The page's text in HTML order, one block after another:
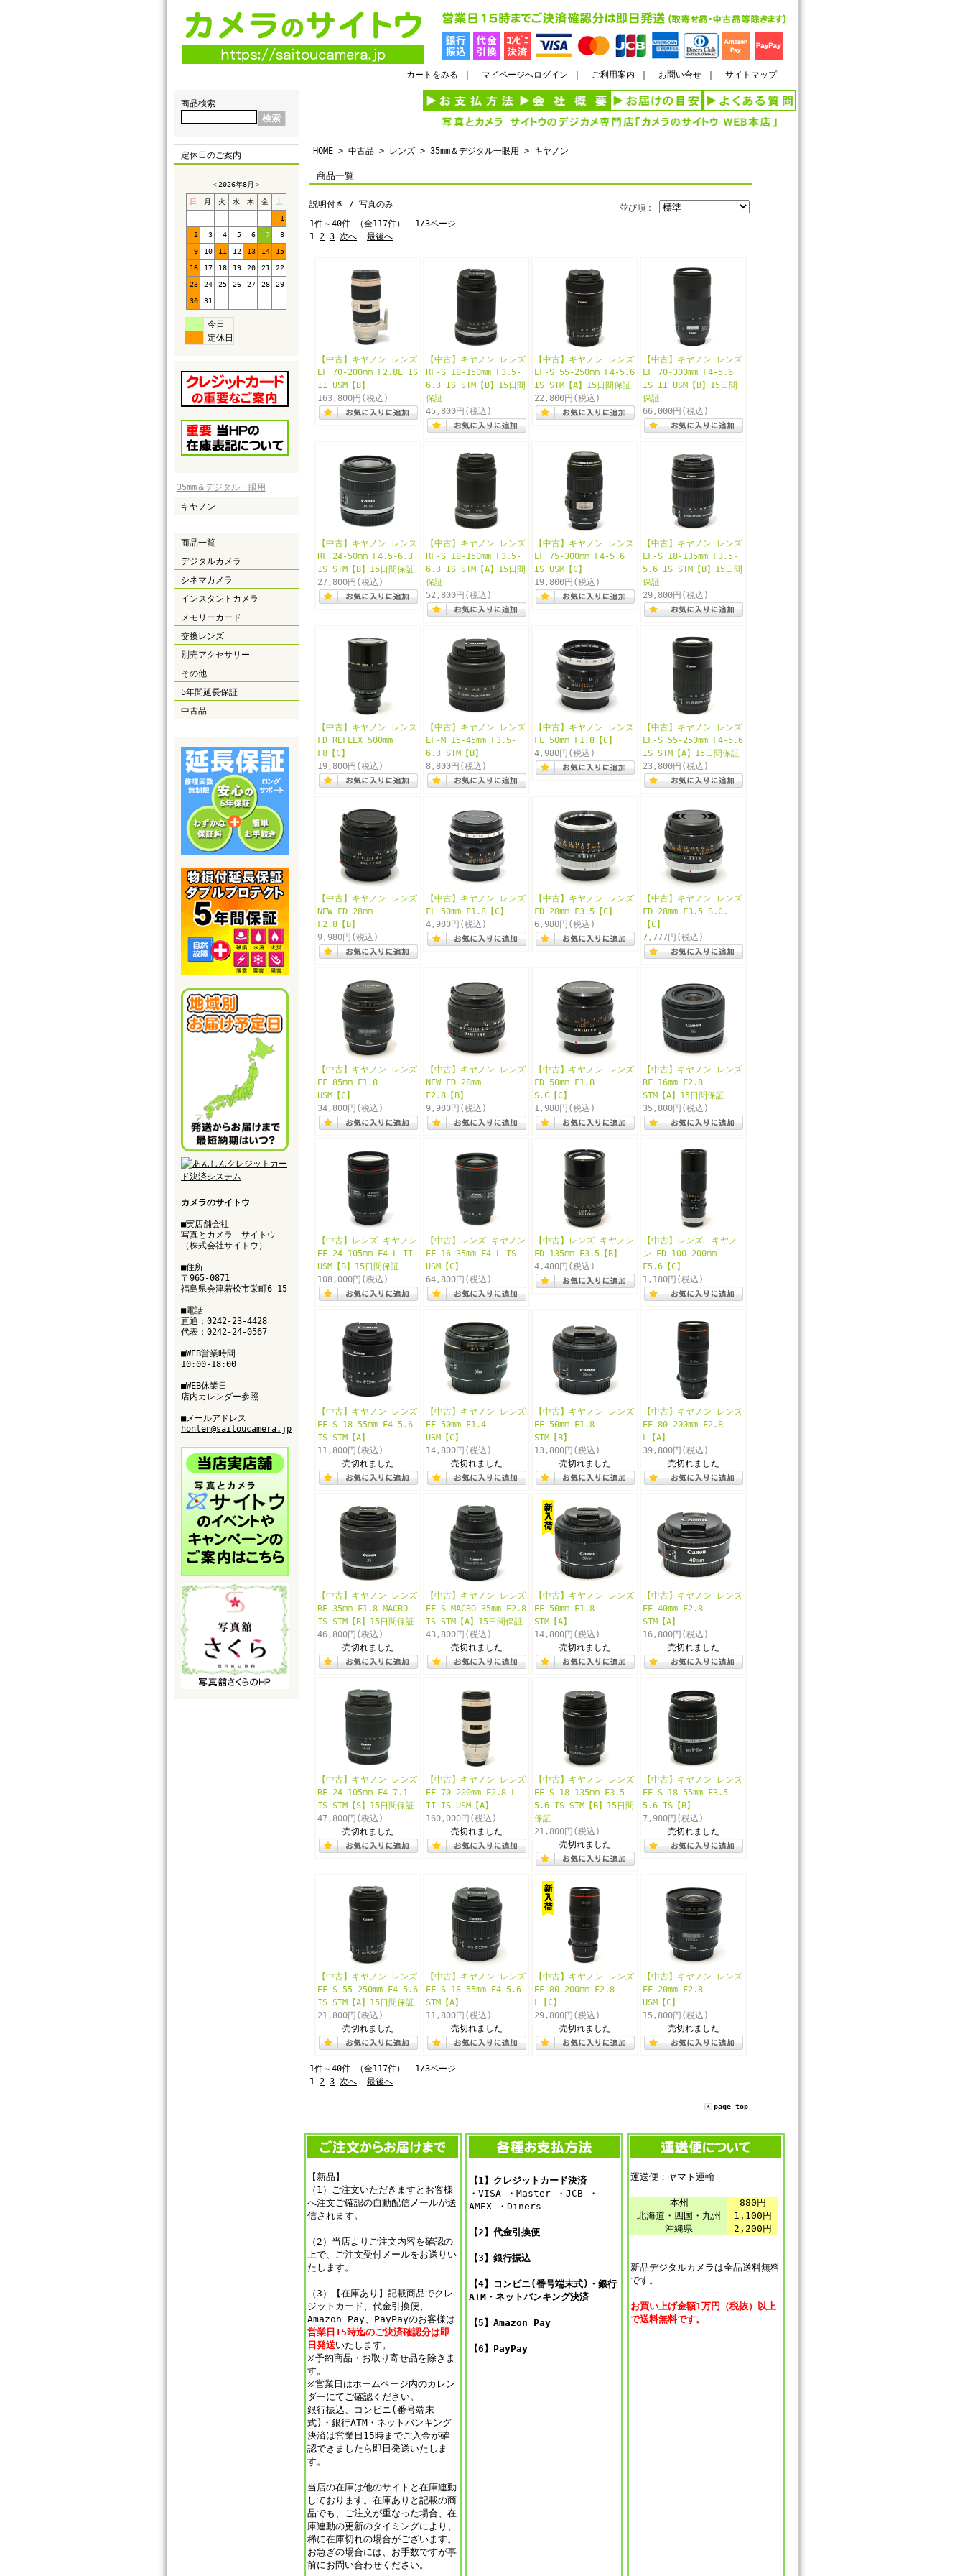
カートをみる マイページへログイン ご利用案内 お問い合せ サイトマップ
商品検索
定休日のご案内
＜2026年8月 ＞
日 月 火 水 木 金 土
1
2 3 4 5 6 7 8
9 10 11 12 13 14 15
16 17 18 19 20 21 22
23 24 25 26 27 28 29
30 31
今日
定休日
35mm＆デジタル一眼用
キヤノン
商品一覧
デジタルカメラ
シネマカメラ
インスタントカメラ
メモリーカード
交換レンズ
別売アクセサリー
その他
5年間延長保証
中古品
カメラのサイトウ
■実店舗会社
写真とカメラ サイトウ
（株式会社サイトウ）
■住所
〒965-0871
福島県会津若松市栄町6-15
■電話
直通：0242-23-4428
代表：0242-24-0567
■WEB営業時間
10:00-18:00
■WEB休業日
店内カレンダー参照
■メールアドレス
honten@saitoucamera.jp
HOME > 中古品 > レンズ > 35mm＆デジタル一眼用 > キヤノン
商品一覧
並び順：
説明付き
/ 写真のみ
1件～40件 （全117件） 1/3ページ
1 2 3 次へ 最後へ
【中古】キヤノン レンズ
EF 70-200mm F2.8L IS
II USM【B】
163,800円 (税込)
【中古】キヤノン レンズ
RF-S 18-150mm F3.5-
6.3 IS STM【B】15日間
保証
45,800円 (税込)
【中古】キヤノン レンズ
EF-S 55-250mm F4-5.6
IS STM【A】15日間保証
22,800円 (税込)
【中古】キヤノン レンズ
EF 70-300mm F4-5.6
IS II USM【B】15日間
保証
66,000円 (税込)
【中古】キヤノン レンズ
RF 24-50mm F4.5-6.3
IS STM【B】15日間保証
27,800円 (税込)
【中古】キヤノン レンズ
RF-S 18-150mm F3.5-
6.3 IS STM【A】15日間
保証
52,800円 (税込)
【中古】キヤノン レンズ
EF 75-300mm F4-5.6
IS USM【C】
19,800円 (税込)
【中古】キヤノン レンズ
EF-S 18-135mm F3.5-
5.6 IS STM【B】15日間
保証
29,800円 (税込)
【中古】キヤノン レンズ
FD REFLEX 500mm
F8【C】
19,800円 (税込)
【中古】キヤノン レンズ
EF-M 15-45mm F3.5-
6.3 STM【B】
8,800円 (税込)
【中古】キヤノン レンズ
FL 50mm F1.8【C】
4,980円 (税込)
【中古】キヤノン レンズ
EF-S 55-250mm F4-5.6
IS STM【A】15日間保証
23,800円 (税込)
【中古】キヤノン レンズ
NEW FD 28mm
F2.8【B】
9,980円 (税込)
【中古】キヤノン レンズ
FL 50mm F1.8【C】
4,980円 (税込)
【中古】キヤノン レンズ
FD 28mm F3.5【C】
6,980円 (税込)
【中古】キヤノン レンズ
FD 28mm F3.5 S.C.
【C】
7,777円 (税込)
【中古】キヤノン レンズ
EF 85mm F1.8
USM【C】
34,800円 (税込)
【中古】キヤノン レンズ
NEW FD 28mm
F2.8【B】
9,980円 (税込)
【中古】キヤノン レンズ
FD 50mm F1.8
S.C【C】
1,980円 (税込)
【中古】キヤノン レンズ
RF 16mm F2.8
STM【A】15日間保証
35,800円 (税込)
【中古】レンズ キヤノン
EF 24-105mm F4 L II
USM【B】15日間保証
108,000円 (税込)
【中古】レンズ キヤノン
EF 16-35mm F4 L IS
USM【C】
64,800円 (税込)
【中古】レンズ キヤノン
FD 135mm F3.5【B】
4,480円 (税込)
【中古】レンズ キヤノ
ン FD 100-200mm
F5.6【C】
1,180円 (税込)
【中古】キヤノン レンズ
EF-S 18-55mm F4-5.6
IS STM【A】
11,800円 (税込)
売切れました
【中古】キヤノン レンズ
EF 50mm F1.4
USM【C】
14,800円 (税込)
売切れました
【中古】キヤノン レンズ
EF 50mm F1.8
STM【B】
13,800円 (税込)
売切れました
【中古】キヤノン レンズ
EF 80-200mm F2.8
L【A】
39,800円 (税込)
売切れました
【中古】キヤノン レンズ
RF 35mm F1.8 MACRO
IS STM【B】15日間保証
46,800円 (税込)
売切れました
【中古】キヤノン レンズ
EF-S MACRO 35mm F2.8
IS STM【A】15日間保証
43,800円 (税込)
売切れました
【中古】キヤノン レンズ
EF 50mm F1.8
STM【A】
14,800円 (税込)
売切れました
【中古】キヤノン レンズ
EF 40mm F2.8
STM【A】
16,800円 (税込)
売切れました
【中古】キヤノン レンズ
RF 24-105mm F4-7.1
IS STM【S】15日間保証
47,800円 (税込)
売切れました
【中古】キヤノン レンズ
EF 70-200mm F2.8 L
II IS USM【A】
160,000円 (税込)
売切れました
【中古】キヤノン レンズ
EF-S 18-135mm F3.5-
5.6 IS STM【B】15日間
保証
21,800円 (税込)
売切れました
【中古】キヤノン レンズ
EF-S 18-55mm F3.5-
5.6 IS【B】
7,980円 (税込)
売切れました
【中古】キヤノン レンズ
EF-S 55-250mm F4-5.6
IS STM【A】15日間保証
21,800円 (税込)
売切れました
【中古】キヤノン レンズ
EF-S 18-55mm F4-5.6
STM【A】
11,800円 (税込)
売切れました
【中古】キヤノン レンズ
EF 80-200mm F2.8
L【C】
29,800円 (税込)
売切れました
【中古】キヤノン レンズ
EF 20mm F2.8
USM【C】
15,800円 (税込)
売切れました
1件～40件 （全117件） 1/3ページ
1 2 3 次へ 最後へ
page top
【新品】
（1）ご注文いただきますとお客様
へ注文ご確認の自動配信メールが送
信されます。
（2）当店よりご注文内容を確認の
上で、ご注文受付メールをお送りい
たします。
（3）【在庫あり】記載商品でクレ
ジットカード、代金引換便、
Amazon Pay、PayPayのお客様は
営業日15時迄のご決済確認分は即
日発送いたします。
※予約商品・お取り寄せ品を除きま
す。
※営業日はホームページ内のカレン
ダーにてご確認ください。
銀行振込、コンビニ(番号端末
式)・銀行ATM・ネットバンキング
決済は営業日15時までご入金が確
認できましたら即日発送いたしま
す。
当店の在庫は他のサイトと在庫連動
しております。在庫ありと記載の商
品でも、ご注文が重なった場合、在
庫連動の更新のタイミングにより、
稀に在庫切れの場合がございます。
お急ぎの場合には、お手数ですが事
前にお問い合わせください。
【1】クレジットカード決済
・VISA ・Master ・JCB ・
AMEX ・Diners
【2】代金引換便
【3】銀行振込
【4】
コンビニ(番号端末式)・銀行
ATM・ネットバンキング決済
【5】Amazon Pay
【6】PayPay
運送便：ヤマト運輸
本州
880円
北海道・四国・九州
1,100円
沖縄県
2,200円
新品デジタルカメラは全品送料無料
です。
お買い上げ金額1万円（税抜）以上
で送料無料です。